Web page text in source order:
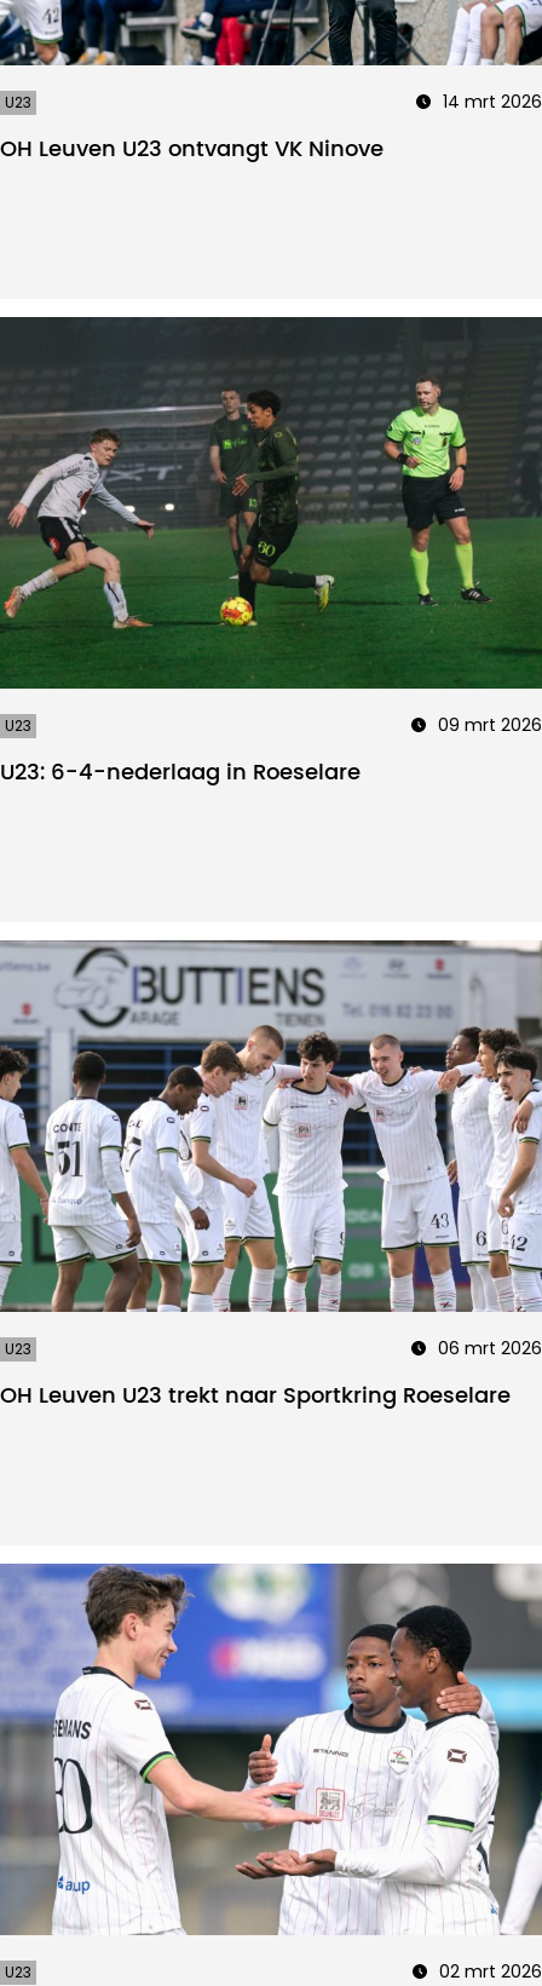
U23 14 mrt 2026
OH Leuven U23 ontvangt VK Ninove
U23 09 mrt 2026
U23: 6-4-nederlaag in Roeselare
U23 06 mrt 2026
OH Leuven U23 trekt naar Sportkring Roeselare
U23 02 mrt 2026